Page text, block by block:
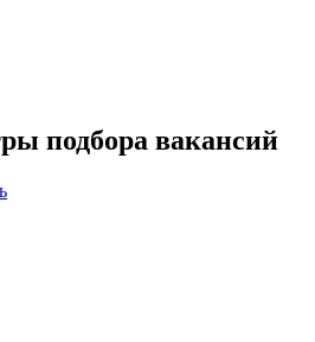
подбора вакансий